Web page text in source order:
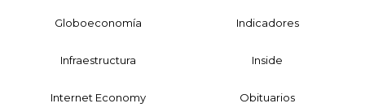
Globoeconomía Indicadores
Infraestructura Inside
Internet Economy Obituarios